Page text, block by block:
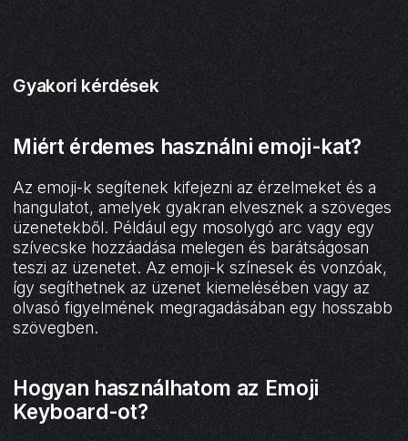
Gyakori kérdések
Miért érdemes használni emoji-kat?
Az emoji-k segítenek kifejezni az érzelmeket és a
hangulatot, amelyek gyakran elvesznek a szöveges
üzenetekből. Például egy mosolygó arc vagy egy
szívecske hozzáadása melegen és barátságosan
teszi az üzenetet. Az emoji-k színesek és vonzóak,
így segíthetnek az üzenet kiemelésében vagy az
olvasó figyelmének megragadásában egy hosszabb
szövegben.
Hogyan használhatom az Emoji
Keyboard-ot?